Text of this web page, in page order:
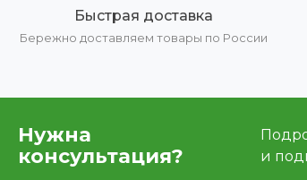
Быстрая доставка
Бережно доставляем товары по России
Нужна
консультация?
и